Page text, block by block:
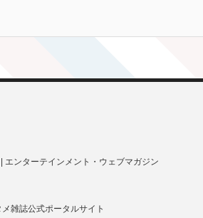
エンターテインメント・ウェブマガジン
雑誌公式ポータルサイト